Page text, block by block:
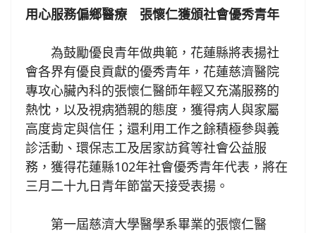
用心服務偏鄉醫療 張懷仁獲頒社會優秀青年
為鼓勵優良青年做典範，花蓮縣將表揚社
會各界有優良貢獻的優秀青年，花蓮慈濟醫院
專攻心臟內科的張懷仁醫師年輕又充滿服務的
熱忱，以及視病猶親的態度，獲得病人與家屬
高度肯定與信任；還利用工作之餘積極參與義
診活動、環保志工及居家訪貧等社會公益服
務，獲得花蓮縣102年社會優秀青年代表，將在
三月二十九日青年節當天接受表揚。
第一屆慈濟大學醫學系畢業的張懷仁醫